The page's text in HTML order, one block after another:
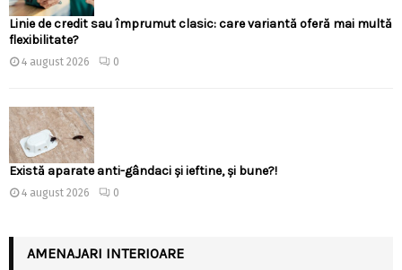
Linie de credit sau împrumut clasic: care variantă oferă mai multă
flexibilitate?
4 august 2026 0
Există aparate anti-gândaci și ieftine, și bune?!
4 august 2026 0
AMENAJARI INTERIOARE